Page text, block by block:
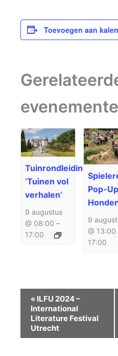
Toevoegen aan
Tuinrondleiding
‘Tuinen vol
verhalen’
9 augustus
@ 08:00 –
17:00
Pop-Up
9
@ 13:00
17:00
Evenement
Navigatie
« ILFU 2024 –
International
Literature Festival
Utrecht